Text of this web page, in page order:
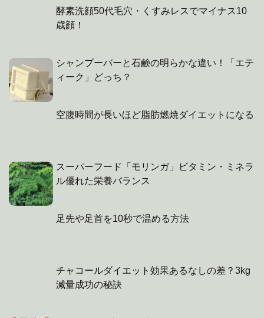
酵素洗顔50代毛穴・くすみレスでマイナス10
歳顔！
シャンプーバーと石鹸の明らかな違い！「エテ
ィーク」どっち？
空腹時間が長いほど脂肪燃焼ダイエットになる
スーパーフード「モリンガ」ビタミン・ミネラ
ル優れた栄養バランス
足先や足首を10秒で温める方法
チャコールダイエット効果あるなしの差？3kg
減量成功の秘訣